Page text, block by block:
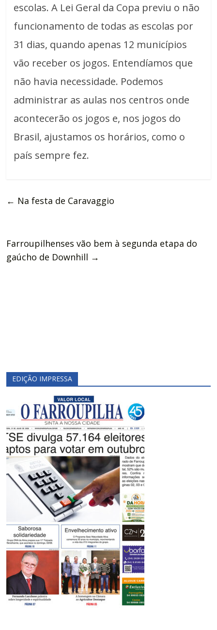
escolas. A Lei Geral da Copa previu o não
funcionamento de todas as escolas por
31 dias, quando apenas 12 municípios
vão receber os jogos. Entendíamos que
não havia necessidade. Podemos
administrar as aulas nos centros onde
acontecerão os jogos e, nos jogos do
Brasil, ajustamos os horários, como o
país sempre fez.
← Na festa de Caravaggio
Farroupilhenses vão bem à segunda etapa do
gaúcho de Downhill →
EDIÇÃO IMPRESSA